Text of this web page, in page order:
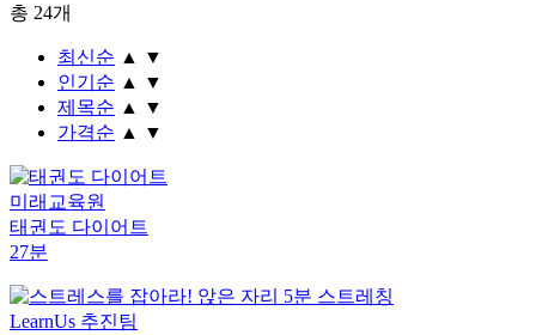
총 24개
최신순 ▲
▼
인기순 ▲
▼
제목순 ▲
▼
가격순 ▲ ▼
미래교육원
태권도 다이어트
27분
LearnUs 추진팀